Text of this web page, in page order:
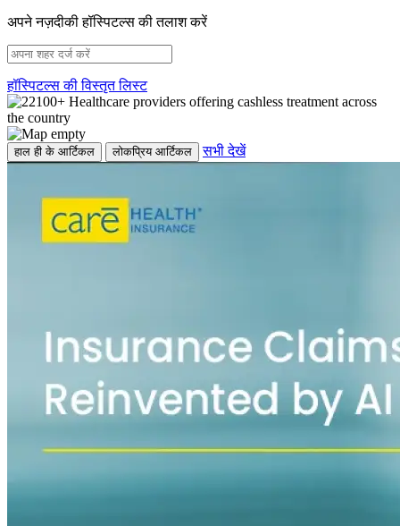
अपने नज़दीकी हॉस्पिटल्स की तलाश करें
हॉस्पिटल्स की विस्तृत लिस्ट
हाल ही के आर्टिकल लोकप्रिय आर्टिकल सभी देखें